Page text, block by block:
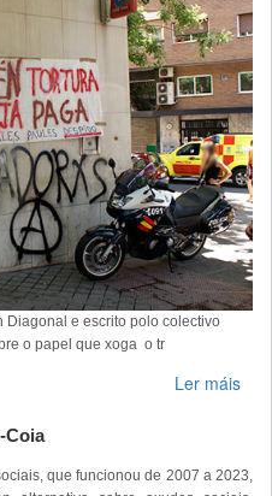
Diagonal e escrito polo colectivo
o papel que xoga o tr
Ler máis
Coia
que funcionou de 2007 a 2023,